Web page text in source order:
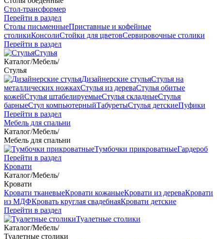
Стол-трансформер
Перейти в раздел
Столы письменныеПриставные и кофейные
столикиКонсолиСтойки для цветовСервировочные столики
Перейти в раздел
Стулья
Каталог/Мебель/
Стулья
Дизайнерские стульяСтулья на
металлических ножкахСтулья из дереваСтулья обитые
кожейСтулья штабелируемыеСтулья складныеСтулья
барныеСтул компьютерныйТабуретыСтулья детскиеПуфики
Перейти в раздел
Мебель для спальни
Каталог/Мебель/
Мебель для спальни
Тумбочки прикроватныеГардероб
Перейти в раздел
Кровати
Каталог/Мебель/
Кровати
Кровати тканевыеКровати кожаныеКровати из дереваКровати
из МДФКровать круглая свадебнаяКровати детские
Перейти в раздел
Туалетные столики
Каталог/Мебель/
Туалетные столики